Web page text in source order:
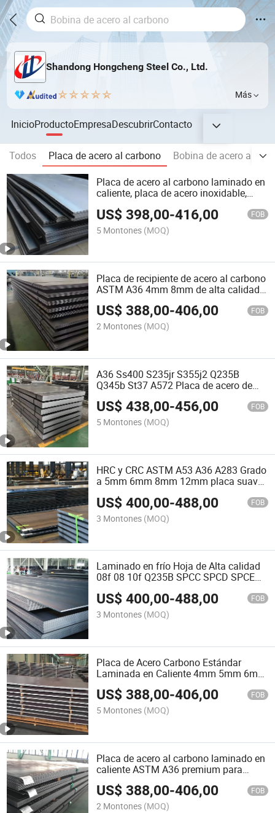
Shandong Hongcheng Steel Co., Ltd.
Más
InicioProductoEmpresaDescubrirContacto
Todos Placa de acero al carbono
Bobina de acero al
Placa de acero al carbono laminado en
caliente, placa de acero inoxidable,
US$398,00-416,00 FOB
5 Montones (MOQ)
Placa de recipiente de acero al carbono
ASTM A36 4mm 8mm de alta calidad
Plato suave de 4X8pies laminado en
caliente
US$388,00-406,00 FOB
2 Montones (MOQ)
A36 Ss400 S235jr S355j2 Q235B
Q345b St37 A572 Placa de acero de
bajo carbono laminada en caliente y en
frío, suave, con superficie acanalada,
precio para construcción
US$438,00-456,00 FOB
5 Montones (MOQ)
HRC y CRC ASTM A53 A36 A283 Grado
a 5mm 6mm 8mm 12mm placa suave
construcción y. Material de puente
Plancha laminada en caliente hojas
base de acero al carbono
US$400,00-488,00 FOB
3 Montones (MOQ)
Laminado en frío Hoja de Alta calidad
08f 08 10f Q235B SPCC SPCD SPCE
Q3555b ST12 Bright SUFace MS hojas
0,3mm a. 3mm espesor
1000mm/1250mm Chapa de acero al
carbono suave
US$400,00-488,00 FOB
3 Montones (MOQ)
Placa de Acero Carbono Estándar
Laminada en Caliente 4mm 5mm 6mm
8mm 10mm 12mm Placa de Acero
Checada Q235B Placa de Acero
Checada
US$388,00-406,00 FOB
5 Montones (MOQ)
Placa de acero al carbono laminado en
caliente ASTM A36 premium para
construcción
US$388,00-406,00 FOB
2 Montones (MOQ)